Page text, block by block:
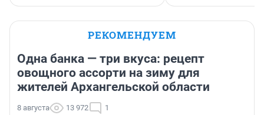
РЕКОМЕНДУЕМ
Одна банка — три вкуса: рецепт
овощного ассорти на зиму для
жителей Архангельской области
8 августа 13 972 1